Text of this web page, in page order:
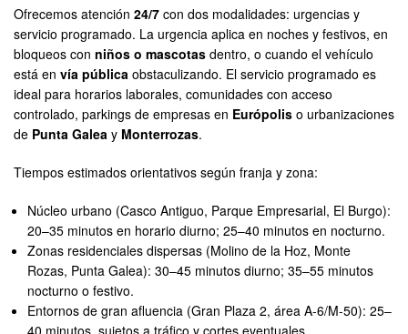
Ofrecemos atención 24/7 con dos modalidades: urgencias y
servicio programado. La urgencia aplica en noches y festivos, en
bloqueos con niños o mascotas dentro, o cuando el vehículo
está en vía pública obstaculizando. El servicio programado es
ideal para horarios laborales, comunidades con acceso
controlado, parkings de empresas en Európolis o urbanizaciones
de Punta Galea y Monterrozas.
Tiempos estimados orientativos según franja y zona:
Núcleo urbano (Casco Antiguo, Parque Empresarial, El Burgo):
20–35 minutos en horario diurno; 25–40 minutos en nocturno.
Zonas residenciales dispersas (Molino de la Hoz, Monte
Rozas, Punta Galea): 30–45 minutos diurno; 35–55 minutos
nocturno o festivo.
Entornos de gran afluencia (Gran Plaza 2, área A-6/M-50): 25–